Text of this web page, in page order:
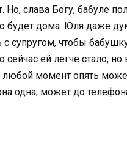
Но, слава Богу, бабуле
будет дома. Юля даже
с супругом, чтобы
сейчас ей легче стало, но
любой момент опять
одна, может до